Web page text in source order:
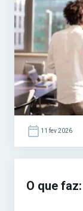
também
concursos
Grátis
11 fev 2026
O que